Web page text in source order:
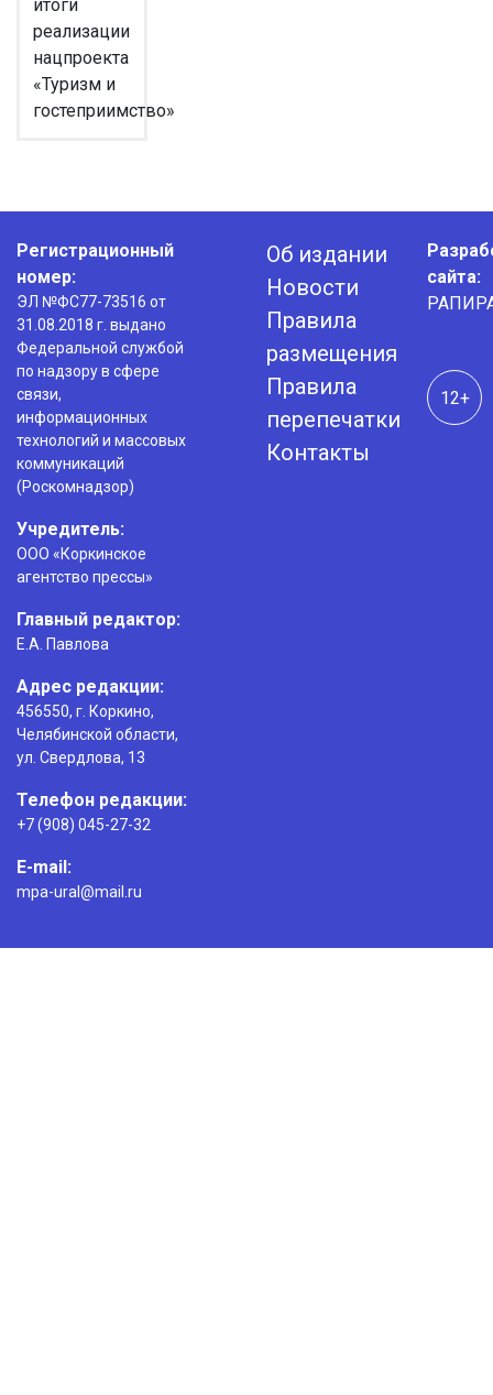
итоги
реализации
нацпроекта
«Туризм и
гостеприимство»
Регистрационный
номер:
ЭЛ №ФС77-73516 от
31.08.2018 г. выдано
Федеральной службой
по надзору в сфере
связи,
информационных
технологий и массовых
коммуникаций
(Роскомнадзор)
Учредитель:
ООО «Коркинское
агентство прессы»
Главный редактор:
Е.А. Павлова
Адрес редакции:
456550, г. Коркино,
Челябинской области,
ул. Свердлова, 13
Телефон редакции:
+7 (908) 045-27-32
E-mail:
mpa-ural@mail.ru
Об издании
Новости
Правила
размещения
Правила
перепечатки
Контакты
сайта:
12+